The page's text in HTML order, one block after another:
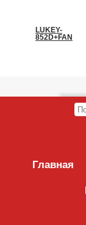
LUKEY-
852D+FAN
Главная